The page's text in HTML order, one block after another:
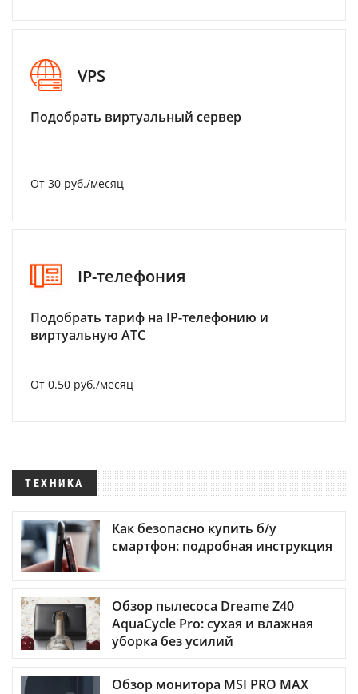
VPS
Подобрать виртуальный сервер
От 30 руб./месяц
IP-телефония
Подобрать тариф на IP-телефонию и
виртуальную АТС
От 0.50 руб./месяц
ТЕХНИКА
Как безопасно купить б/у
смартфон: подробная инструкция
Обзор пылесоса Dreame Z40
AquaCycle Pro: сухая и влажная
уборка без усилий
Обзор монитора MSI PRO MAX